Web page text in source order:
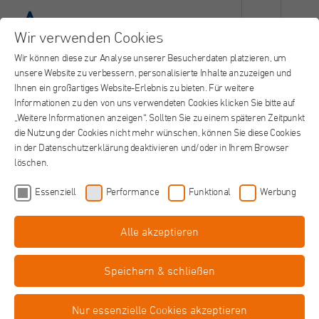
Koordinator im ambulanten
Hospizdienst (m/w/d)
in Teilzeit
Augustinus Hospiz, Neuss
Job teilen
Wir verwenden Cookies
Wir können diese zur Analyse unserer Besucherdaten platzieren, um
unsere Website zu verbessern, personalisierte Inhalte anzuzeigen und
Ihnen ein großartiges Website-Erlebnis zu bieten. Für weitere
Informationen zu den von uns verwendeten Cookies klicken Sie bitte auf
„Weitere Informationen anzeigen“. Sollten Sie zu einem späteren Zeitpunkt
die Nutzung der Cookies nicht mehr wünschen, können Sie diese Cookies
in der Datenschutzerklärung deaktivieren und/oder in Ihrem Browser
löschen.
Essenziell Performance Funktional Werbung
Alle akzeptieren
Speichern & schließen
Nur essenzielle Cookies akzeptieren